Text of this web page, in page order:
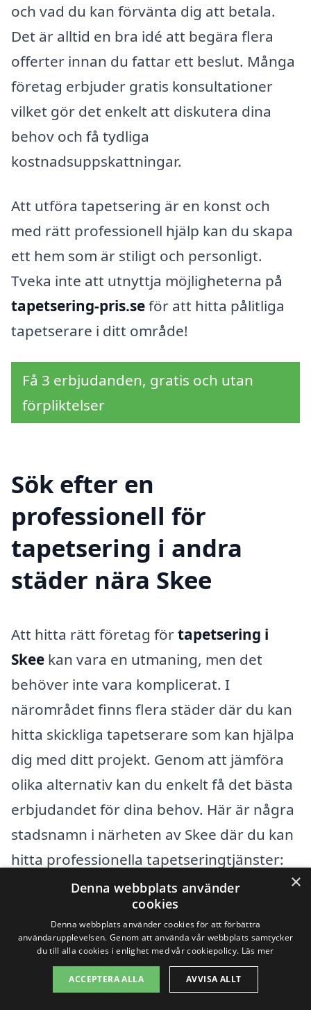
och vad du kan förvänta dig att betala.
Det är alltid en bra idé att begära flera
offerter innan du fattar ett beslut. Många
företag erbjuder gratis konsultationer
vilket gör det enkelt att diskutera dina
behov och få tydliga
kostnadsuppskattningar.
Att utföra tapetsering är en konst och
med rätt professionell hjälp kan du skapa
ett hem som är stiligt och personligt.
Tveka inte att utnyttja möjligheterna på
tapetsering-pris.seför att hitta pålitliga
tapetserare i ditt område!
Få 3 erbjudanden, gratis och utan
förpliktelser
Sök efter en
professionell för
tapetsering i andra
städer nära Skee
Att hitta rätt företag förtapetsering i
Skee kan vara en utmaning, men det
behöver inte vara komplicerat. I
närområdet finns flera städer där du kan
hitta skickliga tapetserare som kan hjälpa
dig med ditt projekt. Genom att jämföra
olika alternativ kan du enkelt få det bästa
erbjudandet för dina behov. Här är några
stadsnamn i närheten av Skee där du kan
hitta professionella tapetseringtjänster:
Kärrdal
Foss
×
Denna webbplats använder
cookies
Denna webbplats använder cookies för att förbättra
användarupplevelsen. Genom att använda vår webbplats samtycker
du till alla cookies i enlighet med vår cookiepolicy. Läs mer
ACCEPTERA ALLA AVVISA ALLT